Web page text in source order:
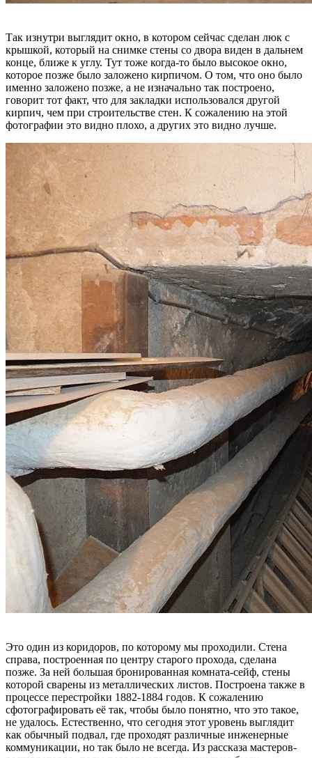
Так изнутри выглядит окно, в котором сейчас сделан люк с
крышкой, который на снимке стены со двора виден в дальнем
конце, ближе к углу. Тут тоже когда-то было высокое окно,
которое позже было заложено кирпичом. О том, что оно было
именно заложено позже, а не изначально так построено,
говорит тот факт, что для закладки использовался другой
кирпич, чем при строительстве стен. К сожалению на этой
фотографии это видно плохо, а других это видно лучше.
Это один из коридоров, по которому мы проходили. Стена
справа, построенная по центру старого прохода, сделана
позже. За ней большая бронированная комната-сейф, стены
которой сварены из металлических листов. Построена также в
процессе перестройки 1882-1884 годов. К сожалению
сфотографировать её так, чтобы было понятно, что это такое,
не удалось. Естественно, что сегодня этот уровень выглядит
как обычный подвал, где проходят различные инженерные
коммуникации, но так было не всегда. Из рассказа мастеров-